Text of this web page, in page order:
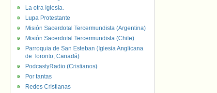
La otra Iglesia.
Lupa Protestante
Misión Sacerdotal Tercermundista (Argentina)
Misión Sacerdotal Tercermundista (Chile)
Parroquia de San Esteban (Iglesia Anglicana
de Toronto, Canadá)
PodcastyRadio (Cristianos)
Por tantas
Redes Cristianas